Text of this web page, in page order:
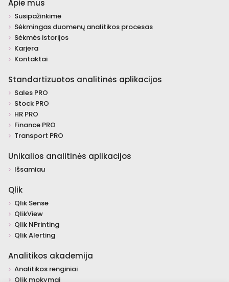
Apie mus
Susipažinkime
Sėkmingas duomenų analitikos procesas
Sėkmės istorijos
Karjera
Kontaktai
Standartizuotos analitinės aplikacijos
Sales PRO
Stock PRO
HR PRO
Finance PRO
Transport PRO
Unikalios analitinės aplikacijos
Išsamiau
Qlik
Qlik Sense
QlikView
Qlik NPrinting
Qlik Alerting
Analitikos akademija
Analitikos renginiai
Qlik mokymai